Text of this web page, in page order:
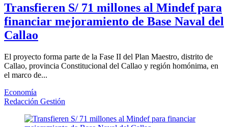
Transfieren S/ 71 millones al Mindef para
financiar mejoramiento de Base Naval del
Callao
El proyecto forma parte de la Fase II del Plan Maestro, distrito de
Callao, provincia Constitucional del Callao y región homónima, en
el marco de...
Economía
Redacción Gestión